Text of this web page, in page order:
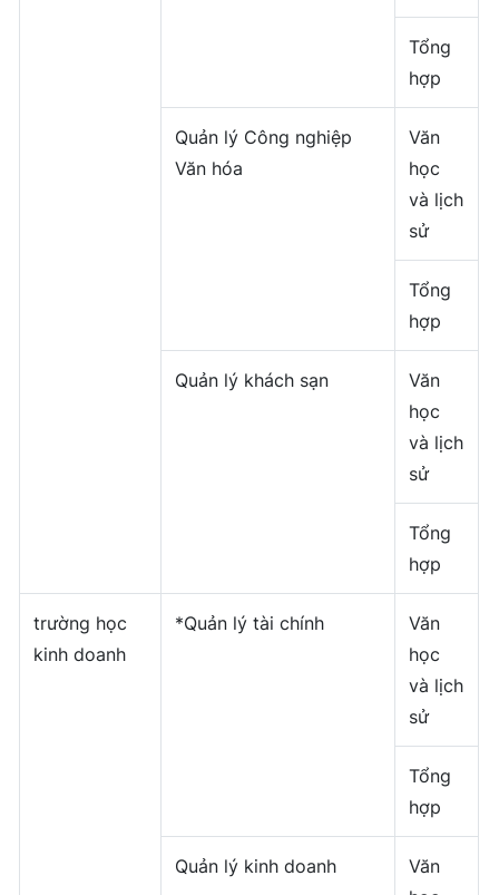
Tổng
hợp
Quản lý Công nghiệp
Văn hóa
Văn
học
và lịch
sử
Tổng
hợp
Quản lý khách sạn
Văn
học
và lịch
sử
Tổng
hợp
trường học
kinh doanh
*Quản lý tài chính
Văn
học
và lịch
sử
Tổng
hợp
Quản lý kinh doanh
Văn